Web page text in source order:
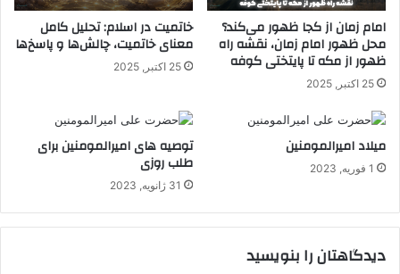
امام زمان از کجا ظهور می‌کند؟
محل ظهور امام زمان، نقشه راه
ظهور از مکه تا پایتختی کوفه
25 اکتبر, 2025
خاتمیت در اسلام: تحلیل کامل
معنای خاتمیت، چالش‌ها و پاسخ‌ها
25 اکتبر, 2025
میلاد امیرالمومنین
1 فوریه, 2023
توصیه های امیرالمومنین برای
طلب روزی
31 ژانویه, 2023
دیدگاهتان را بنویسید